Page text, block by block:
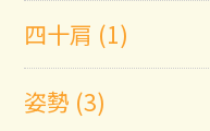
四十肩 (1)
姿勢 (3)